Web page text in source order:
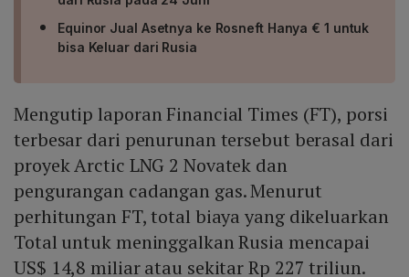
Equinor Jual Asetnya ke Rosneft Hanya € 1 untuk
bisa Keluar dari Rusia
Mengutip laporan Financial Times (FT), porsi
terbesar dari penurunan tersebut berasal dari
proyek Arctic LNG 2 Novatek dan
pengurangan cadangan gas. Menurut
perhitungan FT, total biaya yang dikeluarkan
Total untuk meninggalkan Rusia mencapai
US$ 14,8 miliar atau sekitar Rp 227 triliun.